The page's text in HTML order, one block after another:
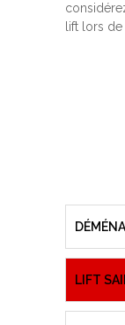
lift lors de
LIFT